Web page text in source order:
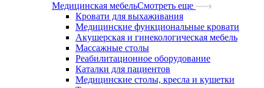
Медицинская мебельСмотреть еще
Кровати для выхаживания
Медицинские функциональные кровати
Акушерская и гинекологическая мебель
Массажные столы
Реабилитационное оборудование
Каталки для пациентов
Медицинские столы, кресла и кушетки